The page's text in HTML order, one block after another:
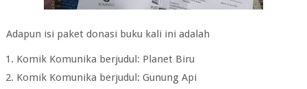
Adapun isi paket donasi buku kali ini adalah
Komik Komunika berjudul: Planet Biru
Komik Komunika berjudul: Gunung Api